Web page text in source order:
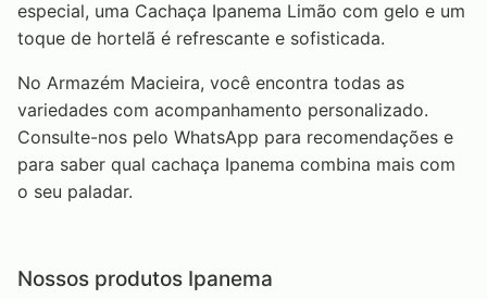
especial, uma Cachaça Ipanema Limão com gelo e um
toque de hortelã é refrescante e sofisticada.
No Armazém Macieira, você encontra todas as
variedades com acompanhamento personalizado.
Consulte-nos pelo WhatsApp para recomendações e
para saber qual cachaça Ipanema combina mais com
o seu paladar.
Nossos produtos Ipanema